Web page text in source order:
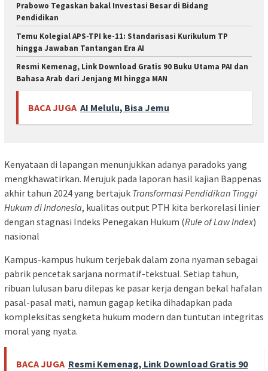
Prabowo Tegaskan bakal Investasi Besar di Bidang
Pendidikan
Temu Kolegial APS-TPI ke-11: Standarisasi Kurikulum TP
hingga Jawaban Tantangan Era AI
Resmi Kemenag, Link Download Gratis 90 Buku Utama PAI dan
Bahasa Arab dari Jenjang MI hingga MAN
BACA JUGA AI Melulu, Bisa Jemu
Kenyataan di lapangan menunjukkan adanya paradoks yang
mengkhawatirkan. Merujuk pada laporan hasil kajian Bappenas
akhir tahun 2024 yang bertajuk Transformasi Pendidikan Tinggi
Hukum di Indonesia, kualitas output PTH kita berkorelasi linier
dengan stagnasi Indeks Penegakan Hukum (Rule of Law Index)
nasional
Kampus-kampus hukum terjebak dalam zona nyaman sebagai
pabrik pencetak sarjana normatif-tekstual. Setiap tahun,
ribuan lulusan baru dilepas ke pasar kerja dengan bekal hafalan
pasal-pasal mati, namun gagap ketika dihadapkan pada
kompleksitas sengketa hukum modern dan tuntutan integritas
moral yang nyata.
BACA JUGA Resmi Kemenag, Link Download Gratis 90